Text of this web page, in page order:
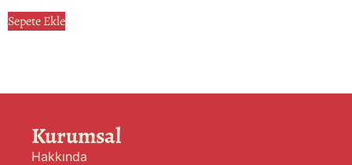
Sepete Ekle
Kurumsal
Hakkında